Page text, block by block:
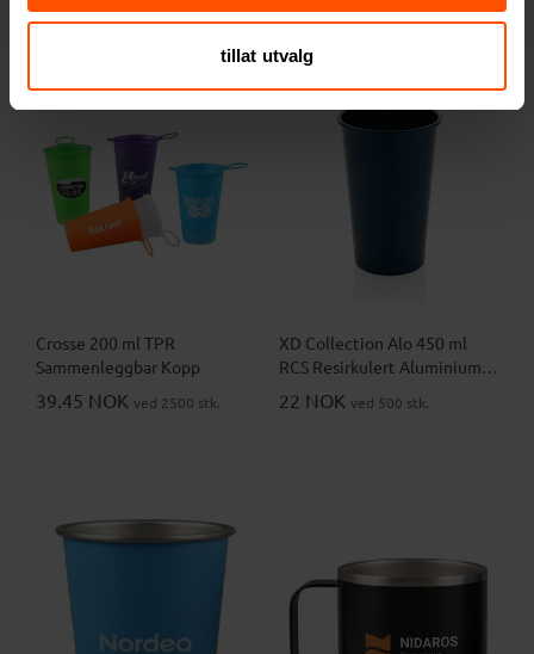
tillat utvalg
Crosse 200 ml TPR
Sammenleggbar Kopp
39.45 NOK ved 2500 stk.
XD Collection Alo 450 ml
RCS Resirkulert Aluminium
Lett Kopp
22 NOK ved 500 stk.